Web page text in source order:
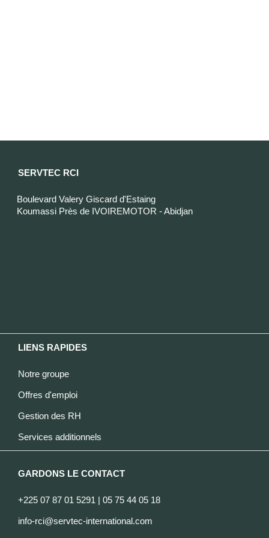
SERVTEC RCI
Boulevard Valery Giscard d'Estaing
Koumassi Près de IVOIREMOTOR - Abidjan
LIENS RAPIDES
Notre groupe
Offres d'emploi
Gestion des RH
Services additionnels
GARDONS LE CONTACT
+225 07 87 01 5291 | 05 75 44 05 18
info-rci@servtec-international.com